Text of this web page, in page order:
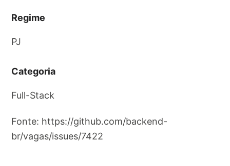
Regime
PJ
Categoria
Full-Stack
Fonte: https://github.com/backend-
br/vagas/issues/7422